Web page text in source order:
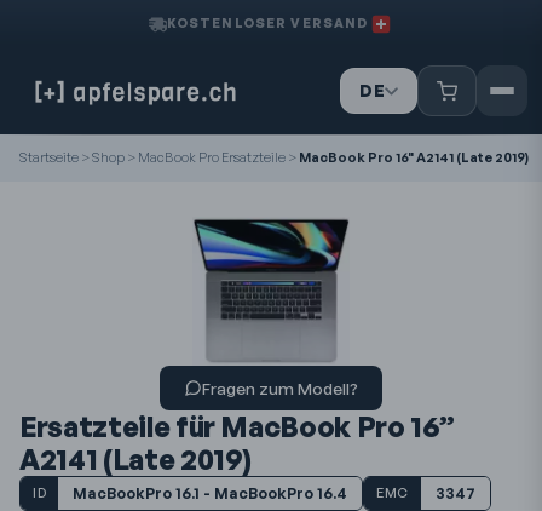
KOSTENLOSER VERSAND
DE
FR
Startseite >Shop > MacBook Pro Ersatzteile > MacBook Pro 16" A2141 (Late 2019)
Fragen zum Modell?
Ersatzteile für MacBook Pro 16”
A2141 (Late 2019)
ID MacBookPro 16.1 - MacBookPro 16.4 EMC 3347